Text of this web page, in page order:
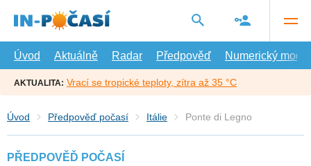
hlavní
Úvod
Aktuálně Radar Předpověď Numerický model
AKTUALITA: Vrací se tropické teploty, zítra až 35 °C
Úvod Předpověď počasí Itálie Ponte di Legno
PŘEDPOVĚĎ POČASÍ